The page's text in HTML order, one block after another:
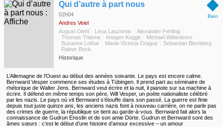
◆
Bien
Qui d’autre à part nous
02h04
Andres Veiel
August Diehl
Lena Lauzemis
Alexander Fehling
Thomas Thieme
Imogen Kogge
Michael Wittenborn
Susanne Lothar
Maria-Victoria Dragus
Sebastian Blomberg
Rainer Bock
Historique
L’Allemagne de l’Ouest au début des années soixante. Le pays est encore calme.
Bernward Vesper commence ses études à Tübingen. Il prend part au séminaire de
rhétorique de Walter Jens. Bernward veut écrire et la nuit, il pianote sur sa machine à
écrire. Il défend en même temps son père, Will Vesper, un poète nationaliste célébré
par les nazis. Le pays où vit Bernward s’étouffe dans son passé. La guerre est finie
depuis tout juste quinze ans, les anciens nazis font à nouveau carrière, on ne parle pas
des crimes de guerre, la république se tient au garde-à-vous. Bernward fait alors la
connaissance de Gudrun Ensslin et de son amie Dörte. Gudrun et Bernward sont des
âmes sœurs ; c’est le début d’une histoire d’amour excessive – un amour